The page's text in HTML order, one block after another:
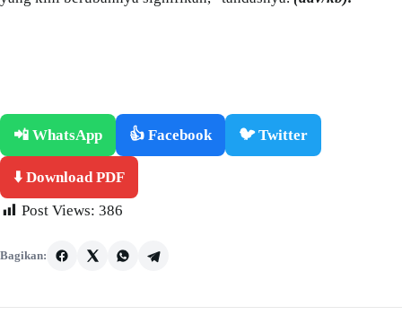
📲 WhatsApp 👍 Facebook 🐦 Twitter
⬇️ Download PDF
Post Views: 386
Bagikan: